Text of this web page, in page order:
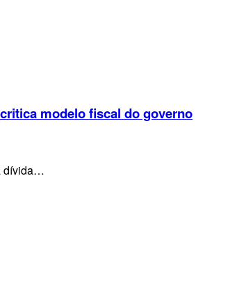
modelo fiscal do governo
dívida…